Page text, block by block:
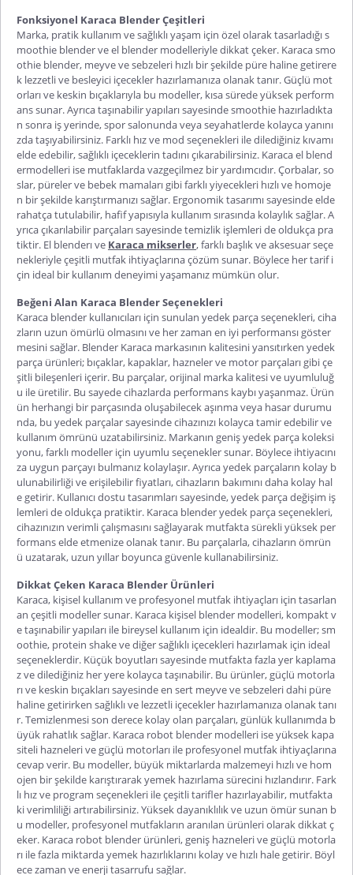
Fonksiyonel Karaca Blender Çeşitleri
Marka, pratik kullanım ve sağlıklı yaşam için özel olarak tasarladığı s
moothie blender ve el blender modelleriyle dikkat çeker. Karaca smo
othie blender, meyve ve sebzeleri hızlı bir şekilde püre haline getirere
k lezzetli ve besleyici içecekler hazırlamanıza olanak tanır. Güçlü mot
orları ve keskin bıçaklarıyla bu modeller, kısa sürede yüksek perform
ans sunar. Ayrıca taşınabilir yapıları sayesinde smoothie hazırladıkta
n sonra iş yerinde, spor salonunda veya seyahatlerde kolayca yanını
zda taşıyabilirsiniz. Farklı hız ve mod seçenekleri ile dilediğiniz kıvamı
elde edebilir, sağlıklı içeceklerin tadını çıkarabilirsiniz. Karaca el blend
ermodelleri ise mutfaklarda vazgeçilmez bir yardımcıdır. Çorbalar, so
slar, püreler ve bebek mamaları gibi farklı yiyecekleri hızlı ve homoje
n bir şekilde karıştırmanızı sağlar. Ergonomik tasarımı sayesinde elde
rahatça tutulabilir, hafif yapısıyla kullanım sırasında kolaylık sağlar. A
yrıca çıkarılabilir parçaları sayesinde temizlik işlemleri de oldukça pra
tiktir. El blenderı ve Karaca mikserler, farklı başlık ve aksesuar seçe
nekleriyle çeşitli mutfak ihtiyaçlarına çözüm sunar. Böylece her tarif i
çin ideal bir kullanım deneyimi yaşamanız mümkün olur.
Beğeni Alan Karaca Blender Seçenekleri
Karaca blender kullanıcıları için sunulan yedek parça seçenekleri, ciha
zların uzun ömürlü olmasını ve her zaman en iyi performansı göster
mesini sağlar. Blender Karaca markasının kalitesini yansıtırken yedek
parça ürünleri; bıçaklar, kapaklar, hazneler ve motor parçaları gibi çe
şitli bileşenleri içerir. Bu parçalar, orijinal marka kalitesi ve uyumluluğ
u ile üretilir. Bu sayede cihazlarda performans kaybı yaşanmaz. Ürün
ün herhangi bir parçasında oluşabilecek aşınma veya hasar durumu
nda, bu yedek parçalar sayesinde cihazınızı kolayca tamir edebilir ve
kullanım ömrünü uzatabilirsiniz. Markanın geniş yedek parça koleksi
yonu, farklı modeller için uyumlu seçenekler sunar. Böylece ihtiyacını
za uygun parçayı bulmanız kolaylaşır. Ayrıca yedek parçaların kolay b
ulunabilirliği ve erişilebilir fiyatları, cihazların bakımını daha kolay hal
e getirir. Kullanıcı dostu tasarımları sayesinde, yedek parça değişim iş
lemleri de oldukça pratiktir. Karaca blender yedek parçaseçenekleri,
cihazınızın verimli çalışmasını sağlayarak mutfakta sürekli yüksek per
formans elde etmenize olanak tanır. Bu parçalarla, cihazların ömrün
ü uzatarak, uzun yıllar boyunca güvenle kullanabilirsiniz.
Dikkat Çeken Karaca Blender Ürünleri
Karaca, kişisel kullanım ve profesyonel mutfak ihtiyaçları için tasarlan
an çeşitli modeller sunar. Karaca kişisel blender modelleri, kompakt v
e taşınabilir yapıları ile bireysel kullanım için idealdir. Bu modeller; sm
oothie, protein shake ve diğer sağlıklı içecekleri hazırlamak için ideal
seçeneklerdir. Küçük boyutları sayesinde mutfakta fazla yer kaplama
z ve dilediğiniz her yere kolayca taşınabilir. Bu ürünler, güçlü motorla
rı ve keskin bıçakları sayesinde en sert meyve ve sebzeleri dahi püre
haline getirirken sağlıklı ve lezzetli içecekler hazırlamanıza olanak tanı
r. Temizlenmesi son derece kolay olan parçaları, günlük kullanımda b
üyük rahatlık sağlar. Karaca robot blender modelleri ise yüksek kapa
siteli hazneleri ve güçlü motorları ile profesyonel mutfak ihtiyaçlarına
cevap verir. Bu modeller, büyük miktarlarda malzemeyi hızlı ve hom
ojen bir şekilde karıştırarak yemek hazırlama sürecini hızlandırır. Fark
lı hız ve program seçenekleri ile çeşitli tarifler hazırlayabilir, mutfakta
ki verimliliği artırabilirsiniz. Yüksek dayanıklılık ve uzun ömür sunan b
u modeller, profesyonel mutfakların aranılan ürünleri olarak dikkat ç
eker. Karaca robot blender ürünleri, geniş hazneleri ve güçlü motorla
rı ile fazla miktarda yemek hazırlıklarını kolay ve hızlı hale getirir. Böyl
ece zaman ve enerji tasarrufu sağlar.